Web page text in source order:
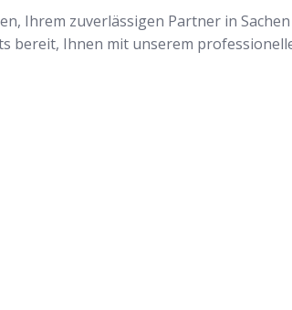
Ihrem zuverlässigen Partner in
bereit, Ihnen mit unserem